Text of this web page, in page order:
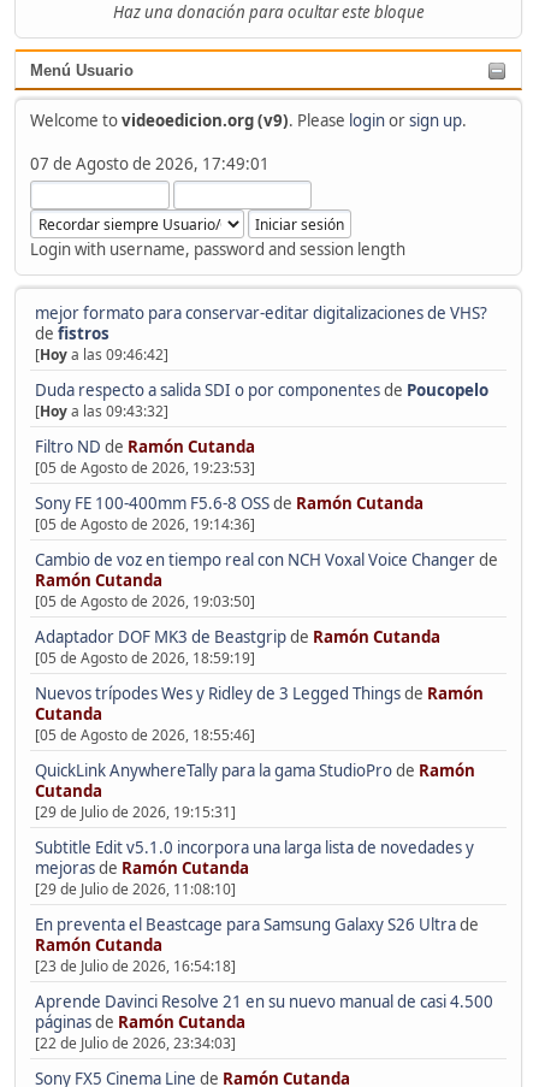
Haz una donación para ocultar este bloque
Menú Usuario
Welcome tovideoedicion.org (v9). Please loginorsign up.
07 de Agosto de 2026, 17:49:01
Login with username, password and session length
mejor formato para conservar-editar digitalizaciones de VHS?
de fistros
[Hoya las 09:46:42]
Duda respecto a salida SDI o por componentesde Poucopelo
[Hoya las 09:43:32]
Filtro ND de Ramón Cutanda
[05 de Agosto de 2026, 19:23:53]
Sony FE 100-400mm F5.6-8 OSSde Ramón Cutanda
[05 de Agosto de 2026, 19:14:36]
Cambio de voz en tiempo real con NCH Voxal Voice Changerde
Ramón Cutanda
[05 de Agosto de 2026, 19:03:50]
Adaptador DOF MK3 de Beastgripde Ramón Cutanda
[05 de Agosto de 2026, 18:59:19]
Nuevos trípodes Wes y Ridley de 3 Legged Thingsde Ramón
Cutanda
[05 de Agosto de 2026, 18:55:46]
QuickLink AnywhereTally para la gama StudioProde Ramón
Cutanda
[29 de Julio de 2026, 19:15:31]
Subtitle Edit v5.1.0 incorpora una larga lista de novedades y
mejorasde Ramón Cutanda
[29 de Julio de 2026, 11:08:10]
En preventa el Beastcage para Samsung Galaxy S26 Ultrade
Ramón Cutanda
[23 de Julio de 2026, 16:54:18]
Aprende Davinci Resolve 21 en su nuevo manual de casi 4.500
páginasde Ramón Cutanda
[22 de Julio de 2026, 23:34:03]
Sony FX5 Cinema Line de Ramón Cutanda